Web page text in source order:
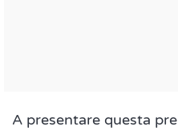
A presentare questa